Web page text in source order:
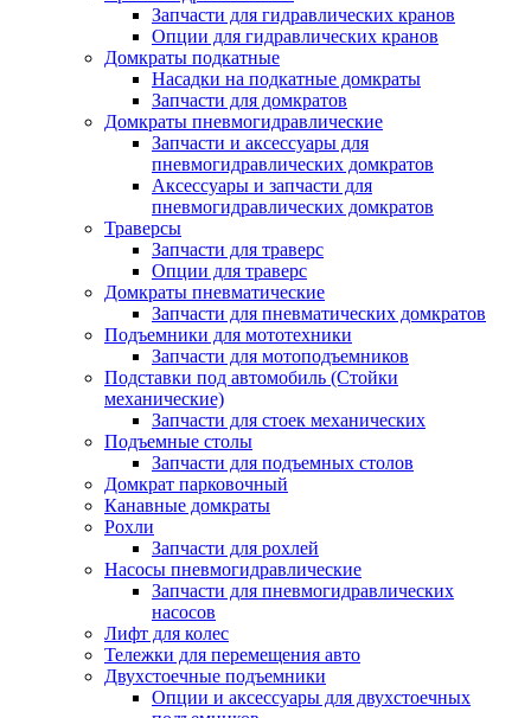
Запчасти для гидравлических кранов
Опции для гидравлических кранов
Домкраты подкатные
Насадки на подкатные домкраты
Запчасти для домкратов
Домкраты пневмогидравлические
Запчасти и аксессуары для
пневмогидравлических домкратов
Аксессуары и запчасти для
пневмогидравлических домкратов
Траверсы
Запчасти для траверс
Опции для траверс
Домкраты пневматические
Запчасти для пневматических домкратов
Подъемники для мототехники
Запчасти для мотоподъемников
Подставки под автомобиль (Стойки
механические)
Запчасти для стоек механических
Подъемные столы
Запчасти для подъемных столов
Домкрат парковочный
Канавные домкраты
Рохли
Запчасти для рохлей
Насосы пневмогидравлические
Запчасти для пневмогидравлических
насосов
Лифт для колес
Тележки для перемещения авто
Двухстоечные подъемники
Опции и аксессуары для двухстоечных